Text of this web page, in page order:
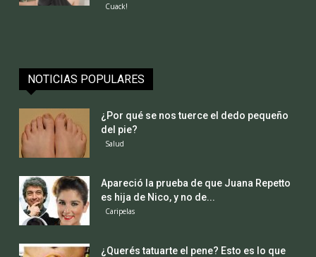
Cuack!
NOTICIAS POPULARES
¿Por qué se nos tuerce el dedo pequeño
del pie?
Salud
Apareció la prueba de que Juana Repetto
es hija de Nico, y no de...
Caripelas
¿Querés tatuarte el pene? Esto es lo que